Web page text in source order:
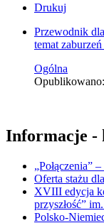
Drukuj
Przewodnik
temat
Ogólna
Informacje -
„Połączenia”
Oferta stażu
XVIII edycja
przyszłość”
Polsko-